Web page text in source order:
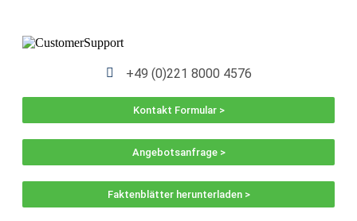
+49 (0)221 8000 4576
Kontakt Formular >
Angebotsanfrage >
Faktenblätter herunterladen >